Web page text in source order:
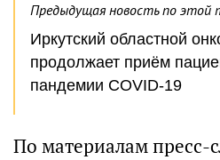
Предыдущая новость по этой
Иркутский областной
продолжает приём
пандемии COVID-19
По материалам пресс-